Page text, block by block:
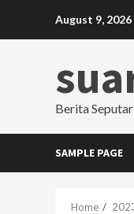
August 9, 2026
Berita
SAMPLE PAGE
Home